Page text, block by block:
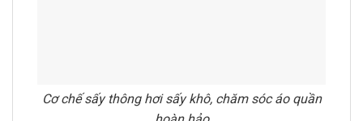
Cơ chế sấy thông hơi sấy khô, chăm sóc áo quần